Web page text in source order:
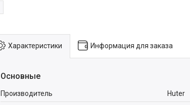
Характеристики Информация для заказа
Основные
Производитель
Huter